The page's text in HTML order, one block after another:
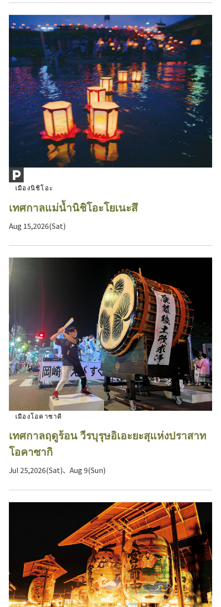
เมืองนิชิโอะ
เทศกาลแม่น้ำนิชิโอะโยเนะสึ
Aug 15,2026(Sat)
เมืองโอคาซาคิ
เทศกาลฤดูร้อน วีรบุรุษอิเอะยะสุแห่งปราสาท
โอคาซากิ
Jul 25,2026(Sat)、Aug 9(Sun)